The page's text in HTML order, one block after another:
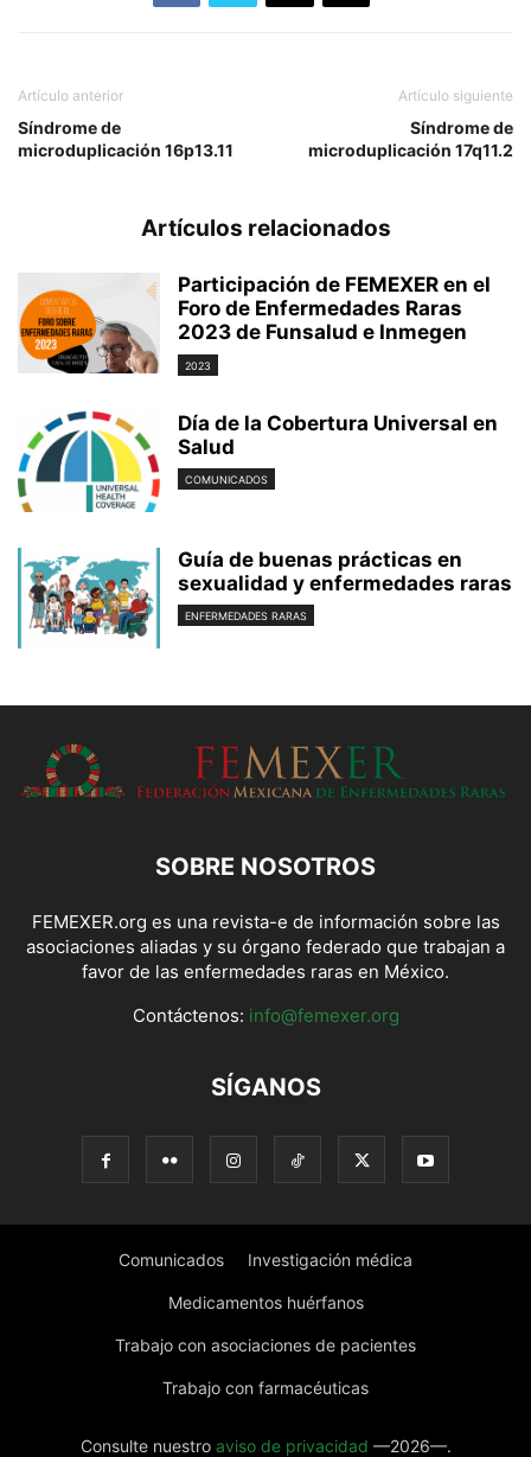
Artículo anterior
Síndrome de
microduplicación 16p13.11
Artículo siguiente
Síndrome de
microduplicación 17q11.2
Artículos relacionados
Participación de FEMEXER en el
Foro de Enfermedades Raras
2023 de Funsalud e Inmegen
2023
Día de la Cobertura Universal en
Salud
COMUNICADOS
Guía de buenas prácticas en
sexualidad y enfermedades raras
ENFERMEDADES RARAS
SOBRE NOSOTROS
FEMEXER.org es una revista-e de información sobre las
asociaciones aliadas y su órgano federado que trabajan a
favor de las enfermedades raras en México.
Contáctenos: info@femexer.org
SÍGANOS
Comunicados Investigación médica
Medicamentos huérfanos
Trabajo con asociaciones de pacientes
Trabajo con farmacéuticas
Consulte nuestro aviso de privacidad —2026—.